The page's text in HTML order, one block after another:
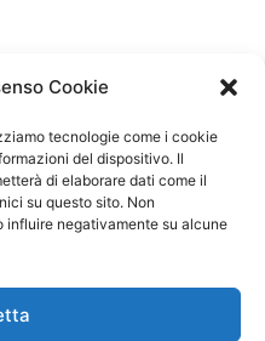
Cookie
tecnologie come i cookie
del dispositivo. Il
di elaborare dati come il
su questo sito. Non
influire negativamente su alcune